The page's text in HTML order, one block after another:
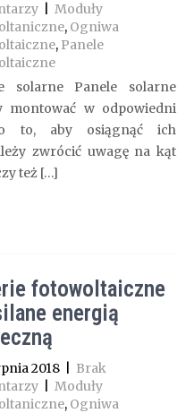
| Moduły
, Ogniwa
, Panele
solarne Panele solarne
montować w odpowiedni
o to, aby osiągnąć ich
zwrócić uwagę na kąt
też […]
fotowoltaiczne
energią
2018| Brak
| Moduły
, Ogniwa